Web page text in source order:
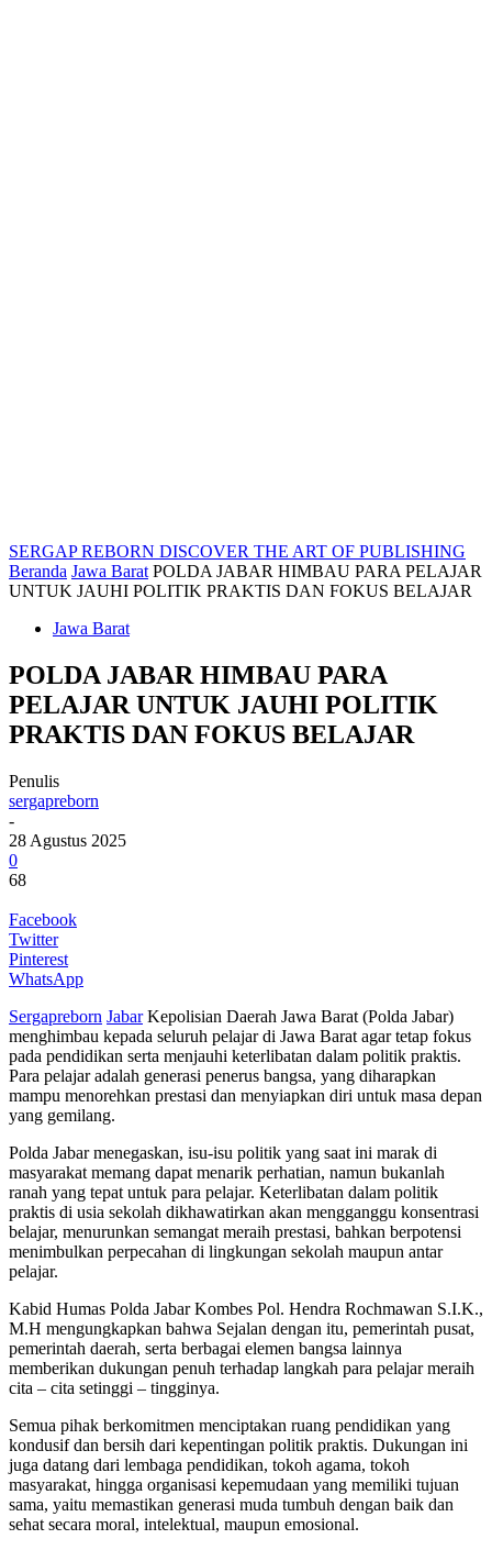
SERGAP REBORN DISCOVER THE ART OF PUBLISHING
Beranda Jawa Barat POLDA JABAR HIMBAU PARA PELAJAR
UNTUK JAUHI POLITIK PRAKTIS DAN FOKUS BELAJAR
Jawa Barat
POLDA JABAR HIMBAU PARA
PELAJAR UNTUK JAUHI POLITIK
PRAKTIS DAN FOKUS BELAJAR
Penulis
sergapreborn
-
28 Agustus 2025
0
68
Facebook
Twitter
Pinterest
WhatsApp
Sergapreborn JabarKepolisian Daerah Jawa Barat (Polda Jabar)
menghimbau kepada seluruh pelajar di Jawa Barat agar tetap fokus
pada pendidikan serta menjauhi keterlibatan dalam politik praktis.
Para pelajar adalah generasi penerus bangsa, yang diharapkan
mampu menorehkan prestasi dan menyiapkan diri untuk masa depan
yang gemilang.
Polda Jabar menegaskan, isu-isu politik yang saat ini marak di
masyarakat memang dapat menarik perhatian, namun bukanlah
ranah yang tepat untuk para pelajar. Keterlibatan dalam politik
praktis di usia sekolah dikhawatirkan akan mengganggu konsentrasi
belajar, menurunkan semangat meraih prestasi, bahkan berpotensi
menimbulkan perpecahan di lingkungan sekolah maupun antar
pelajar.
Kabid Humas Polda Jabar Kombes Pol. Hendra Rochmawan S.I.K.,
M.H mengungkapkan bahwa Sejalan dengan itu, pemerintah pusat,
pemerintah daerah, serta berbagai elemen bangsa lainnya
memberikan dukungan penuh terhadap langkah para pelajar meraih
cita – cita setinggi – tingginya.
Semua pihak berkomitmen menciptakan ruang pendidikan yang
kondusif dan bersih dari kepentingan politik praktis. Dukungan ini
juga datang dari lembaga pendidikan, tokoh agama, tokoh
masyarakat, hingga organisasi kepemudaan yang memiliki tujuan
sama, yaitu memastikan generasi muda tumbuh dengan baik dan
sehat secara moral, intelektual, maupun emosional.